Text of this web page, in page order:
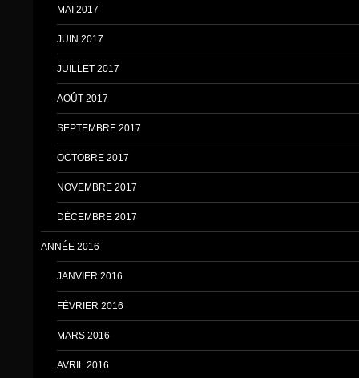
MAI 2017
JUIN 2017
JUILLET 2017
AOÛT 2017
SEPTEMBRE 2017
OCTOBRE 2017
NOVEMBRE 2017
DÉCEMBRE 2017
ANNÉE 2016
JANVIER 2016
FÉVRIER 2016
MARS 2016
AVRIL 2016